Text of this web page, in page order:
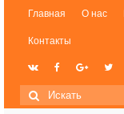
Главная О нас
Контакты